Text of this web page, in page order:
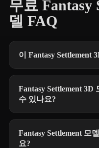
무료 Fantasy
델 FAQ
이 Fantasy Settlement
Fantasy Settlement 3D
수 있나요?
Fantasy Settlement 모
요?